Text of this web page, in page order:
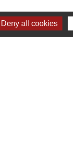
all cookies